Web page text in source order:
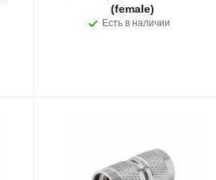
(female)
Есть в наличии